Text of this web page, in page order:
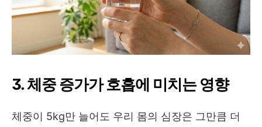
3. 체중 증가가 호흡에 미치는 영향
체중이 5kg만 늘어도 우리 몸의 심장은 그만큼 더